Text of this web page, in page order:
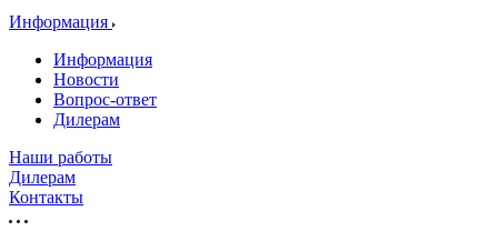
Информация
Информация
Новости
Вопрос-ответ
Дилерам
Наши работы
Дилерам
Контакты